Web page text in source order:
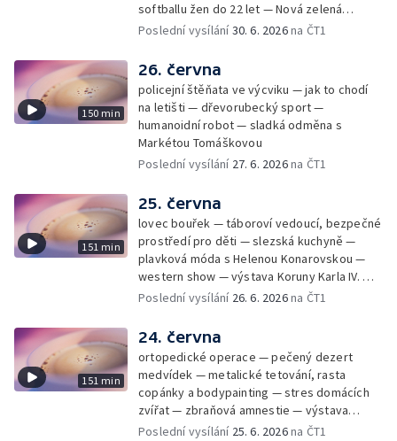
softballu žen do 22 let — Nová zelená
úsporám — Global Teacher Prize Czech
Poslední vysílání30. 6. 2026na ČT1
150 min
26. června
policejní štěňata ve výcviku — jak to chodí
na letišti — dřevorubecký sport —
humanoidní robot — sladká odměna s
Markétou Tomáškovou
Poslední vysílání 27. 6. 2026na ČT1
151 min
25. června
lovec bouřek — táboroví vedoucí, bezpečné
prostředí pro děti — slezská kuchyně —
plavková móda s Helenou Konarovskou —
western show — výstava Koruny Karla IV. —
mladý lezecký fenomén Josef Šindel
Poslední vysílání 26. 6. 2026na ČT1
151 min
24. června
ortopedické operace — pečený dezert
medvídek — metalické tetování, rasta
copánky a bodypainting — stres domácích
zvířat — zbraňová amnestie — výstava
mikrofotografií rostlin — fenomenální
Poslední vysílání 25. 6. 2026na ČT1